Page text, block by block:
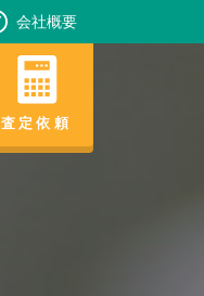
会社概要
査定依頼